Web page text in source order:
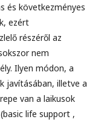
és következményes
ezért
részéről az
nem
Ilyen módon, a
javításában, illetve a
van a laikusok
life support ,